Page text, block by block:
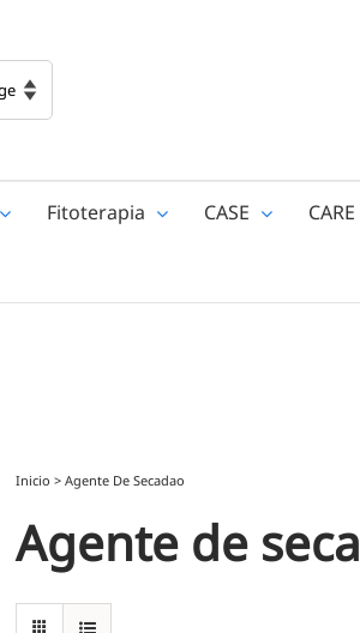
Fitoterapia CASE CARE
Inicio > Agente De Secadao
Agente de